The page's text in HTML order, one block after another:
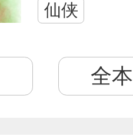
仙侠
全